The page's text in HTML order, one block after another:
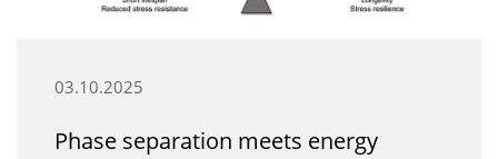
03.10.2025
Phase separation meets energy